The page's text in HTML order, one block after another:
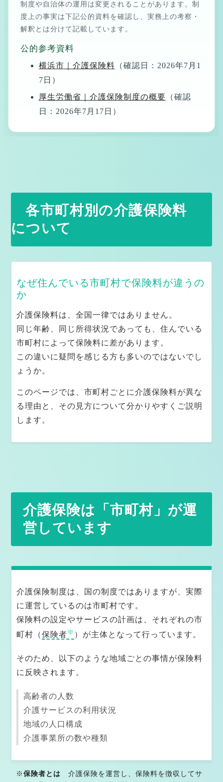
介護保険サービス利用時に申請で得られる給付・減免・
税制優遇制度
なぜ介護保険は複雑なのか
2027年度からの介護保険制度見直し｜決まったこと・検
討中のこと
住所地特例制度とは｜介護保険・医療保険・障害福祉・
生活保護
Kiteから、ご家族様へ
ご本人様・ご家族様へ ― 決める前に読んでいただきたい
ケアプランってなに
3色パステルアート｜創作と交流を楽しむアート活動
スウェーデン発祥のタッチケア「タクティールケア」の
理論と実践
ご相談、お問い合わせページ
sava（さば）くんの雑談ページ ※医療介護従
事者向け
医療・介護従事者の心が軽くなるエピソード集 Episode
医療・介護従事者の心が軽くなるエピソード集 Episode
制度は同じ。運用は別物。 ケアマネが知っている4+1自
治体の話
臨床社会学の観点から見たケアマネジャー業務
臨床の思考法｜現代思想とケアマネジメント
日々の支援に光を戻す｜現代思想とケアマネの実践知
医療・介護現場にFAXと紙媒体が残る理由
医療・介護を志すあなたへ｜人の暮らしに希望をつなぐ
仕事
ア一覧
制度や自治体の運用は変更されることがあります。制
度上の事実は下記公的資料を確認し、実務上の考察・
解釈とは分けて記載しています。
公的参考資料
横浜市｜介護保険料 （確認日：2026年7月1
7日）
厚生労働省｜介護保険制度の概要 （確認
日：2026年7月17日）
各市町村別の介護保険料
について
なぜ住んでいる市町村で保険料が違うの
か
介護保険料は、全国一律ではありません。
同じ年齢、同じ所得状況であっても、住んでいる
市町村によって保険料に差があります。
この違いに疑問を感じる方も多いのではないでし
ょうか。
このページでは、市町村ごとに介護保険料が異な
る理由と、その見方について分かりやすくご説明
します。
介護保険は「市町村」が運
営しています
介護保険制度は、国の制度ではありますが、実際
に運営しているのは市町村です。
保険料の設定やサービスの計画は、それぞれの市
町村（保険者 ※ ）が主体となって行っています。
そのため、以下のような地域ごとの事情が保険料
に反映されます。
高齢者の人数
介護サービスの利用状況
地域の人口構成
介護事業所の数や種類
※ 保険者とは 介護保険を運営し、保険料を徴収してサ